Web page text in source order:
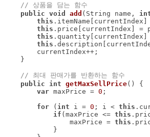
// 상품을 담는 함수
public void add (String name,
this
this
this
this
// 최대 판매가를 반환하는 함수
public
int getMaxSellPrice()
var maxPrice = 0
for ( int i = 0 ; i < this
if (maxPrice <= this
                maxPrice =
this